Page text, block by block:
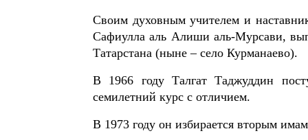
Своим духовным учителем и
Сафиулла аль Алиши аль-Мурсави,
Татарстана (ныне – село Курманаево).
В 1966 году Талгат Таджуддин
семилетний курс с отличием.
В 1973 году он избирается вторым